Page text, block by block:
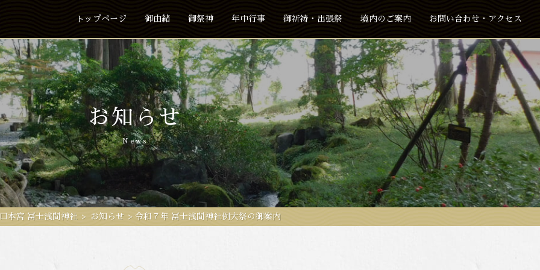
トップページ 御由緒 御祭神 年中行事 御祈祷・出張祭 境内のご案内 お問い合わせ・アクセス
お知らせ
News
本宮 冨士浅間神社 > お知らせ > 令和７年 冨士浅間神社例大祭の御案内